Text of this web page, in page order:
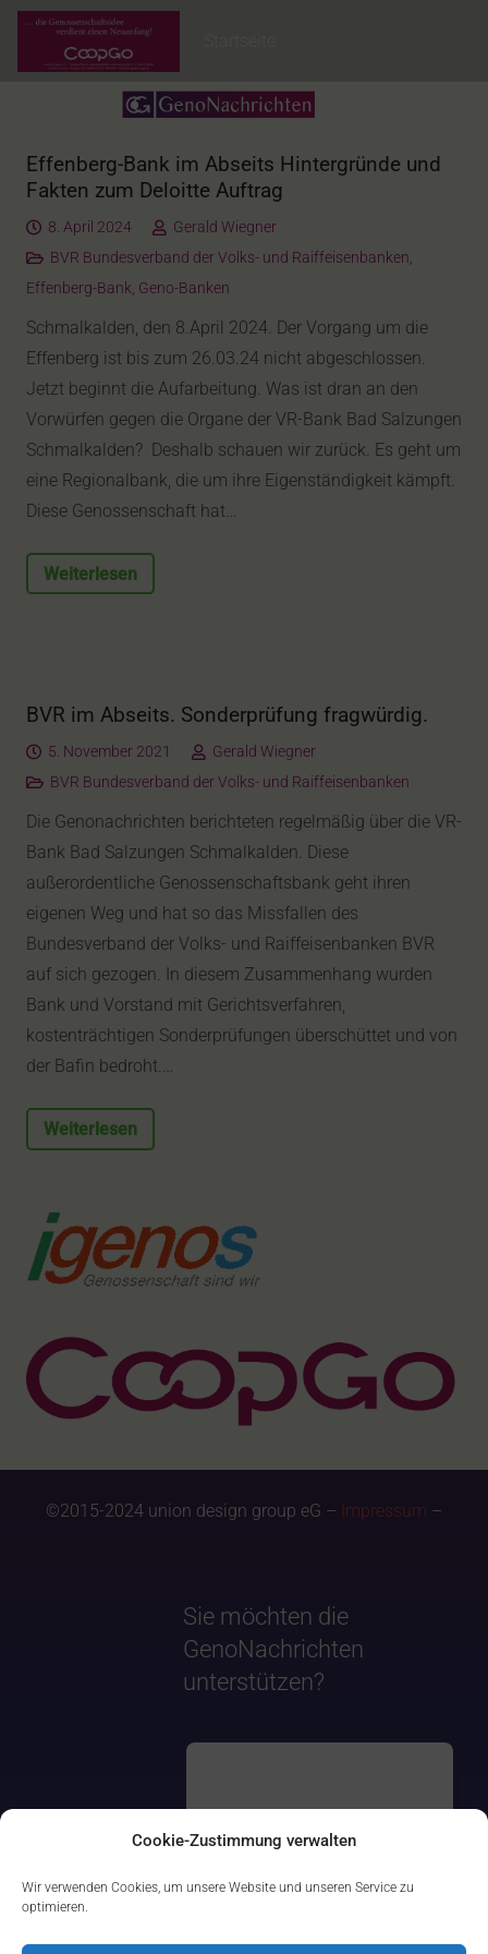
Cookie-Zustimmung verwalten
Wir verwenden Cookies, um unsere Website und unseren Service zu
optimieren.
Effenberg-Bank im Abseits Hintergründe und
Fakten zum Deloitte Auftrag
8. April 2024
Gerald Wiegner
BVR Bundesverband der Volks- und Raiffeisenbanken,
Effenberg-Bank, Geno-Banken
Schmalkalden, den 8.April 2024. Der Vorgang um die
Effenberg ist bis zum 26.03.24 nicht abgeschlossen.
Jetzt beginnt die Aufarbeitung. Was ist dran an den
Vorwürfen gegen die Organe der VR-Bank Bad Salzungen
Schmalkalden? Deshalb schauen wir zurück. Es geht um
eine Regionalbank, die um ihre Eigenständigkeit kämpft.
Diese Genossenschaft hat…
Weiterlesen
BVR im Abseits. Sonderprüfung fragwürdig.
5. November 2021
Gerald Wiegner
BVR Bundesverband der Volks- und Raiffeisenbanken
Die Genonachrichten berichteten regelmäßig über die VR-
Bank Bad Salzungen Schmalkalden. Diese
außerordentliche Genossenschaftsbank geht ihren
eigenen Weg und hat so das Missfallen des
Bundesverband der Volks- und Raiffeisenbanken BVR
auf sich gezogen. In diesem Zusammenhang wurden
Bank und Vorstand mit Gerichtsverfahren,
kostenträchtigen Sonderprüfungen überschüttet und von
der Bafin bedroht.…
Weiterlesen
©2015-2024 union design group eG – Impressum –
Sie möchten die
GenoNachrichten
unterstützen?